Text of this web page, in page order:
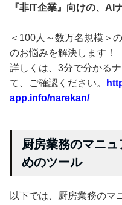
『非IT企業』向けの、AI
＜100人～数万名規模＞
のお悩みを解決します！
詳しくは、3分で分かる
て、ご確認ください。
app.info/narekan/
厨房業務のマニ
めのツール
以下では、厨房業務のマ